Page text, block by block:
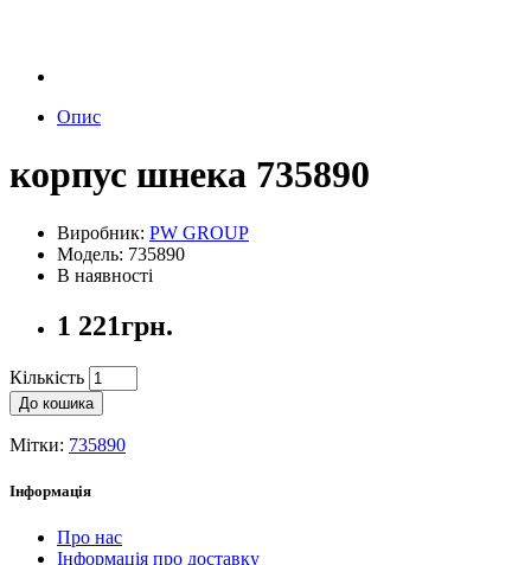
Опис
корпус шнека 735890
Виробник: PW GROUP
Модель: 735890
В наявності
1 221грн.
Кількість
До кошика
Мітки: 735890
Інформація
Про нас
Інформація про доставку